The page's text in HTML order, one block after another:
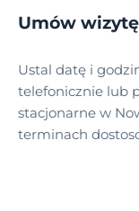
Umów wizytę
Ustal datę i
telefonicznie lub
stacjonarne w
terminach